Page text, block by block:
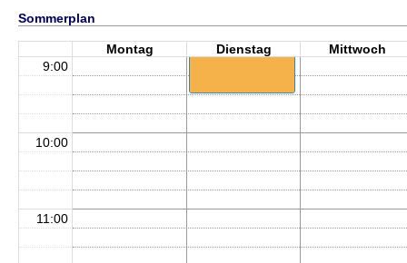
Sommerplan
Montag Dienstag Mittwoch
8:30 - 9:30
11.8.2026)
9:00
10:00
11:00